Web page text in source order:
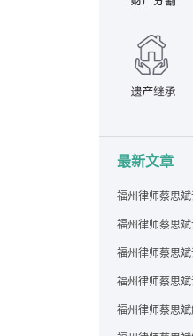
最新文章